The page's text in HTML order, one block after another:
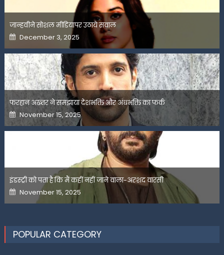
जान्हवीने सोशल मीडियापर उठाये सवाल
Posted
on
December 3, 2025
फरहान अख्तर ने समझाया देशभक्ति और अंधभक्ति का फर्क
Posted
on
November 15, 2025
इंडस्ट्री को पता है कि मैं कहीं नहीं जाने वाला-अरशद वारसी
Posted
on
November 15, 2025
POPULAR CATEGORY